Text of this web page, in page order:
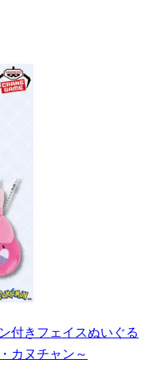
付きフェイスぬいぐる
カヌチャン～